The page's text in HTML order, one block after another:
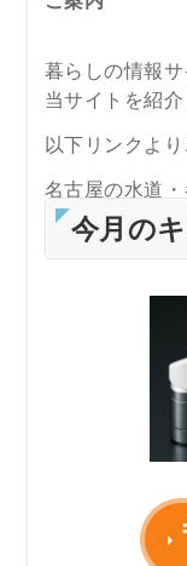
暮らしの情報
当サイトを紹介
以下リンクよ
名古屋の水道
修理やつまり
電話受付時間変
令和5年6月1
何卒ご理解の
今月の